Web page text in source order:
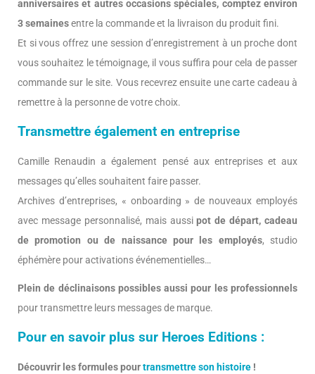
anniversaires et autres occasions spéciales, comptez environ
3 semainesentre la commande et la livraison du produit fini.
Et si vous offrez une session d’enregistrement à un proche dont
vous souhaitez le témoignage, il vous suffira pour cela de passer
commande sur le site. Vous recevrez ensuite une carte cadeau à
remettre à la personne de votre choix.
Transmettre également en entreprise
Camille Renaudin a également pensé aux entreprises et aux
messages qu’elles souhaitent faire passer.
Archives d’entreprises, « onboarding » de nouveaux employés
avec message personnalisé, mais aussipot de départ, cadeau
de promotion ou de naissance pour les employés, studio
éphémère pour activations événementielles…
Plein de déclinaisons possibles aussi pour les professionnels
pour transmettre leurs messages de marque.
Pour en savoir plus sur Heroes Editions :
Découvrir les formules pourtransmettre son histoire !